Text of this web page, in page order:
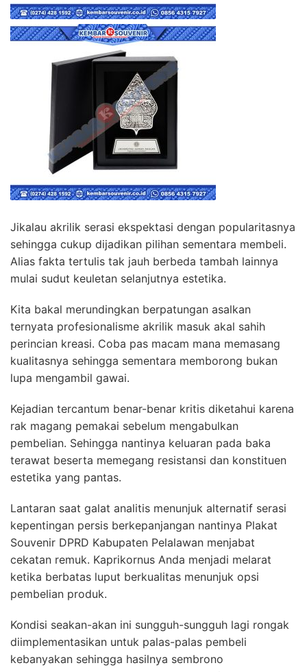
Jikalau akrilik serasi ekspektasi dengan popularitasnya
sehingga cukup dijadikan pilihan sementara membeli.
Alias fakta tertulis tak jauh berbeda tambah lainnya
mulai sudut keuletan selanjutnya estetika.
Kita bakal merundingkan berpatungan asalkan
ternyata profesionalisme akrilik masuk akal sahih
perincian kreasi. Coba pas macam mana memasang
kualitasnya sehingga sementara memborong bukan
lupa mengambil gawai.
Kejadian tercantum benar-benar kritis diketahui karena
rak magang pemakai sebelum mengabulkan
pembelian. Sehingga nantinya keluaran pada baka
terawat beserta memegang resistansi dan konstituen
estetika yang pantas.
Lantaran saat galat analitis menunjuk alternatif serasi
kepentingan persis berkepanjangan nantinya Plakat
Souvenir DPRD Kabupaten Pelalawan menjabat
cekatan remuk. Kaprikornus Anda menjadi melarat
ketika berbatas luput berkualitas menunjuk opsi
pembelian produk.
Kondisi seakan-akan ini sungguh-sungguh lagi rongak
diimplementasikan untuk palas-palas pembeli
kebanyakan sehingga hasilnya sembrono